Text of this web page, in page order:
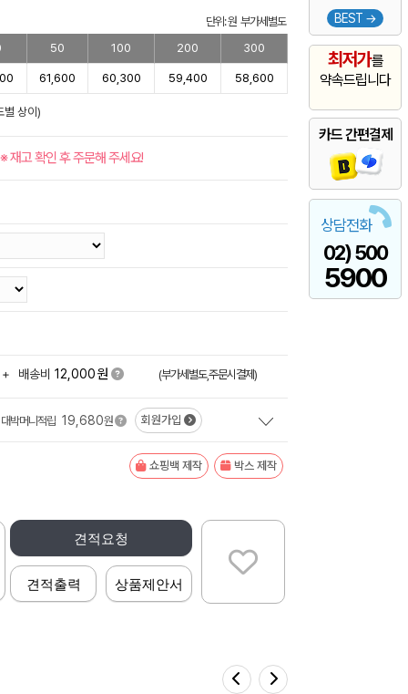
BEST →
최저가를
약속드립니다
카드 간편결제
상담전화
02) 500
5900
단위: 원 부가세별도
50 100 200 300
61,600 60,300 59,400 58,600
별 상이)
※ 재고 확인 후 주문해 주세요!
+ 배송비 12,000원 (부가세별도,주문시결제)
대박머니적립 19,680원 회원가입
쇼핑백 제작 박스 제작
견적요청
견적출력 상품제안서